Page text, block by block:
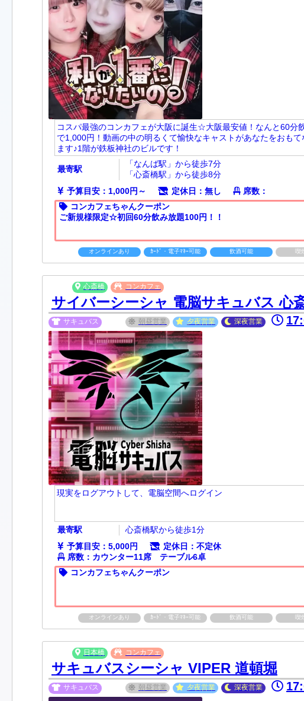
コスパ最強のコンカフェが大阪に誕生☆大阪最安値！なんと60分
で1,000円！動画の中の明るくて愉快なキャストがあなたをおもて
ます♪1階が鉄板神社のビルです！
最寄駅
「なんば駅」から徒歩7分
「心斎橋駅」から徒歩8分
予算目安：1,000円～
定休日：無し
席数：
コンカフェちゃんクーポン
ご新規様限定☆初回60分飲み放題100円！！
オンラインあり ｶｰﾄﾞ・電子ﾏﾈｰ可能 飲酒可能 喫
心斎橋 コンカフェ
サイバーシーシャ 電脳サキュバス 心
サキュバス 朝昼営業 夕夜営業 深夜営業
現実をログアウトして、電脳空間へログイン
最寄駅
心斎橋駅から徒歩1分
予算目安：5,000円
定休日：不定休
席数：カウンター11席 テーブル6卓
コンカフェちゃんクーポン
オンラインあり ｶｰﾄﾞ・電子ﾏﾈｰ可能 飲酒可能 喫
日本橋 コンカフェ
サキュバスシーシャ VIPER 道頓堀
サキュバス 朝昼営業 夕夜営業 深夜営業